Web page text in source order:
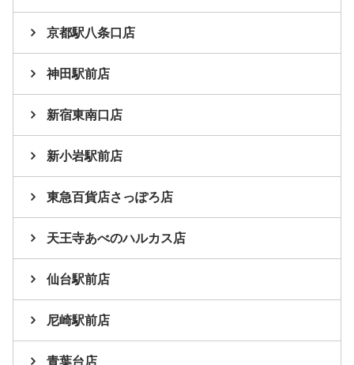
京都駅八条口店
神田駅前店
新宿東南口店
新小岩駅前店
東急百貨店さっぽろ店
天王寺あべのハルカス店
仙台駅前店
尼崎駅前店
青葉台店